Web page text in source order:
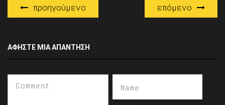
προηγούμενο επόμενο
ΑΦΉΣΤΕ ΜΙΑ ΑΠΆΝΤΗΣΗ